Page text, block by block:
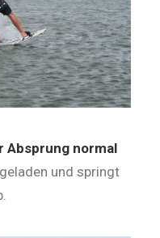
Absprung normal
und springt